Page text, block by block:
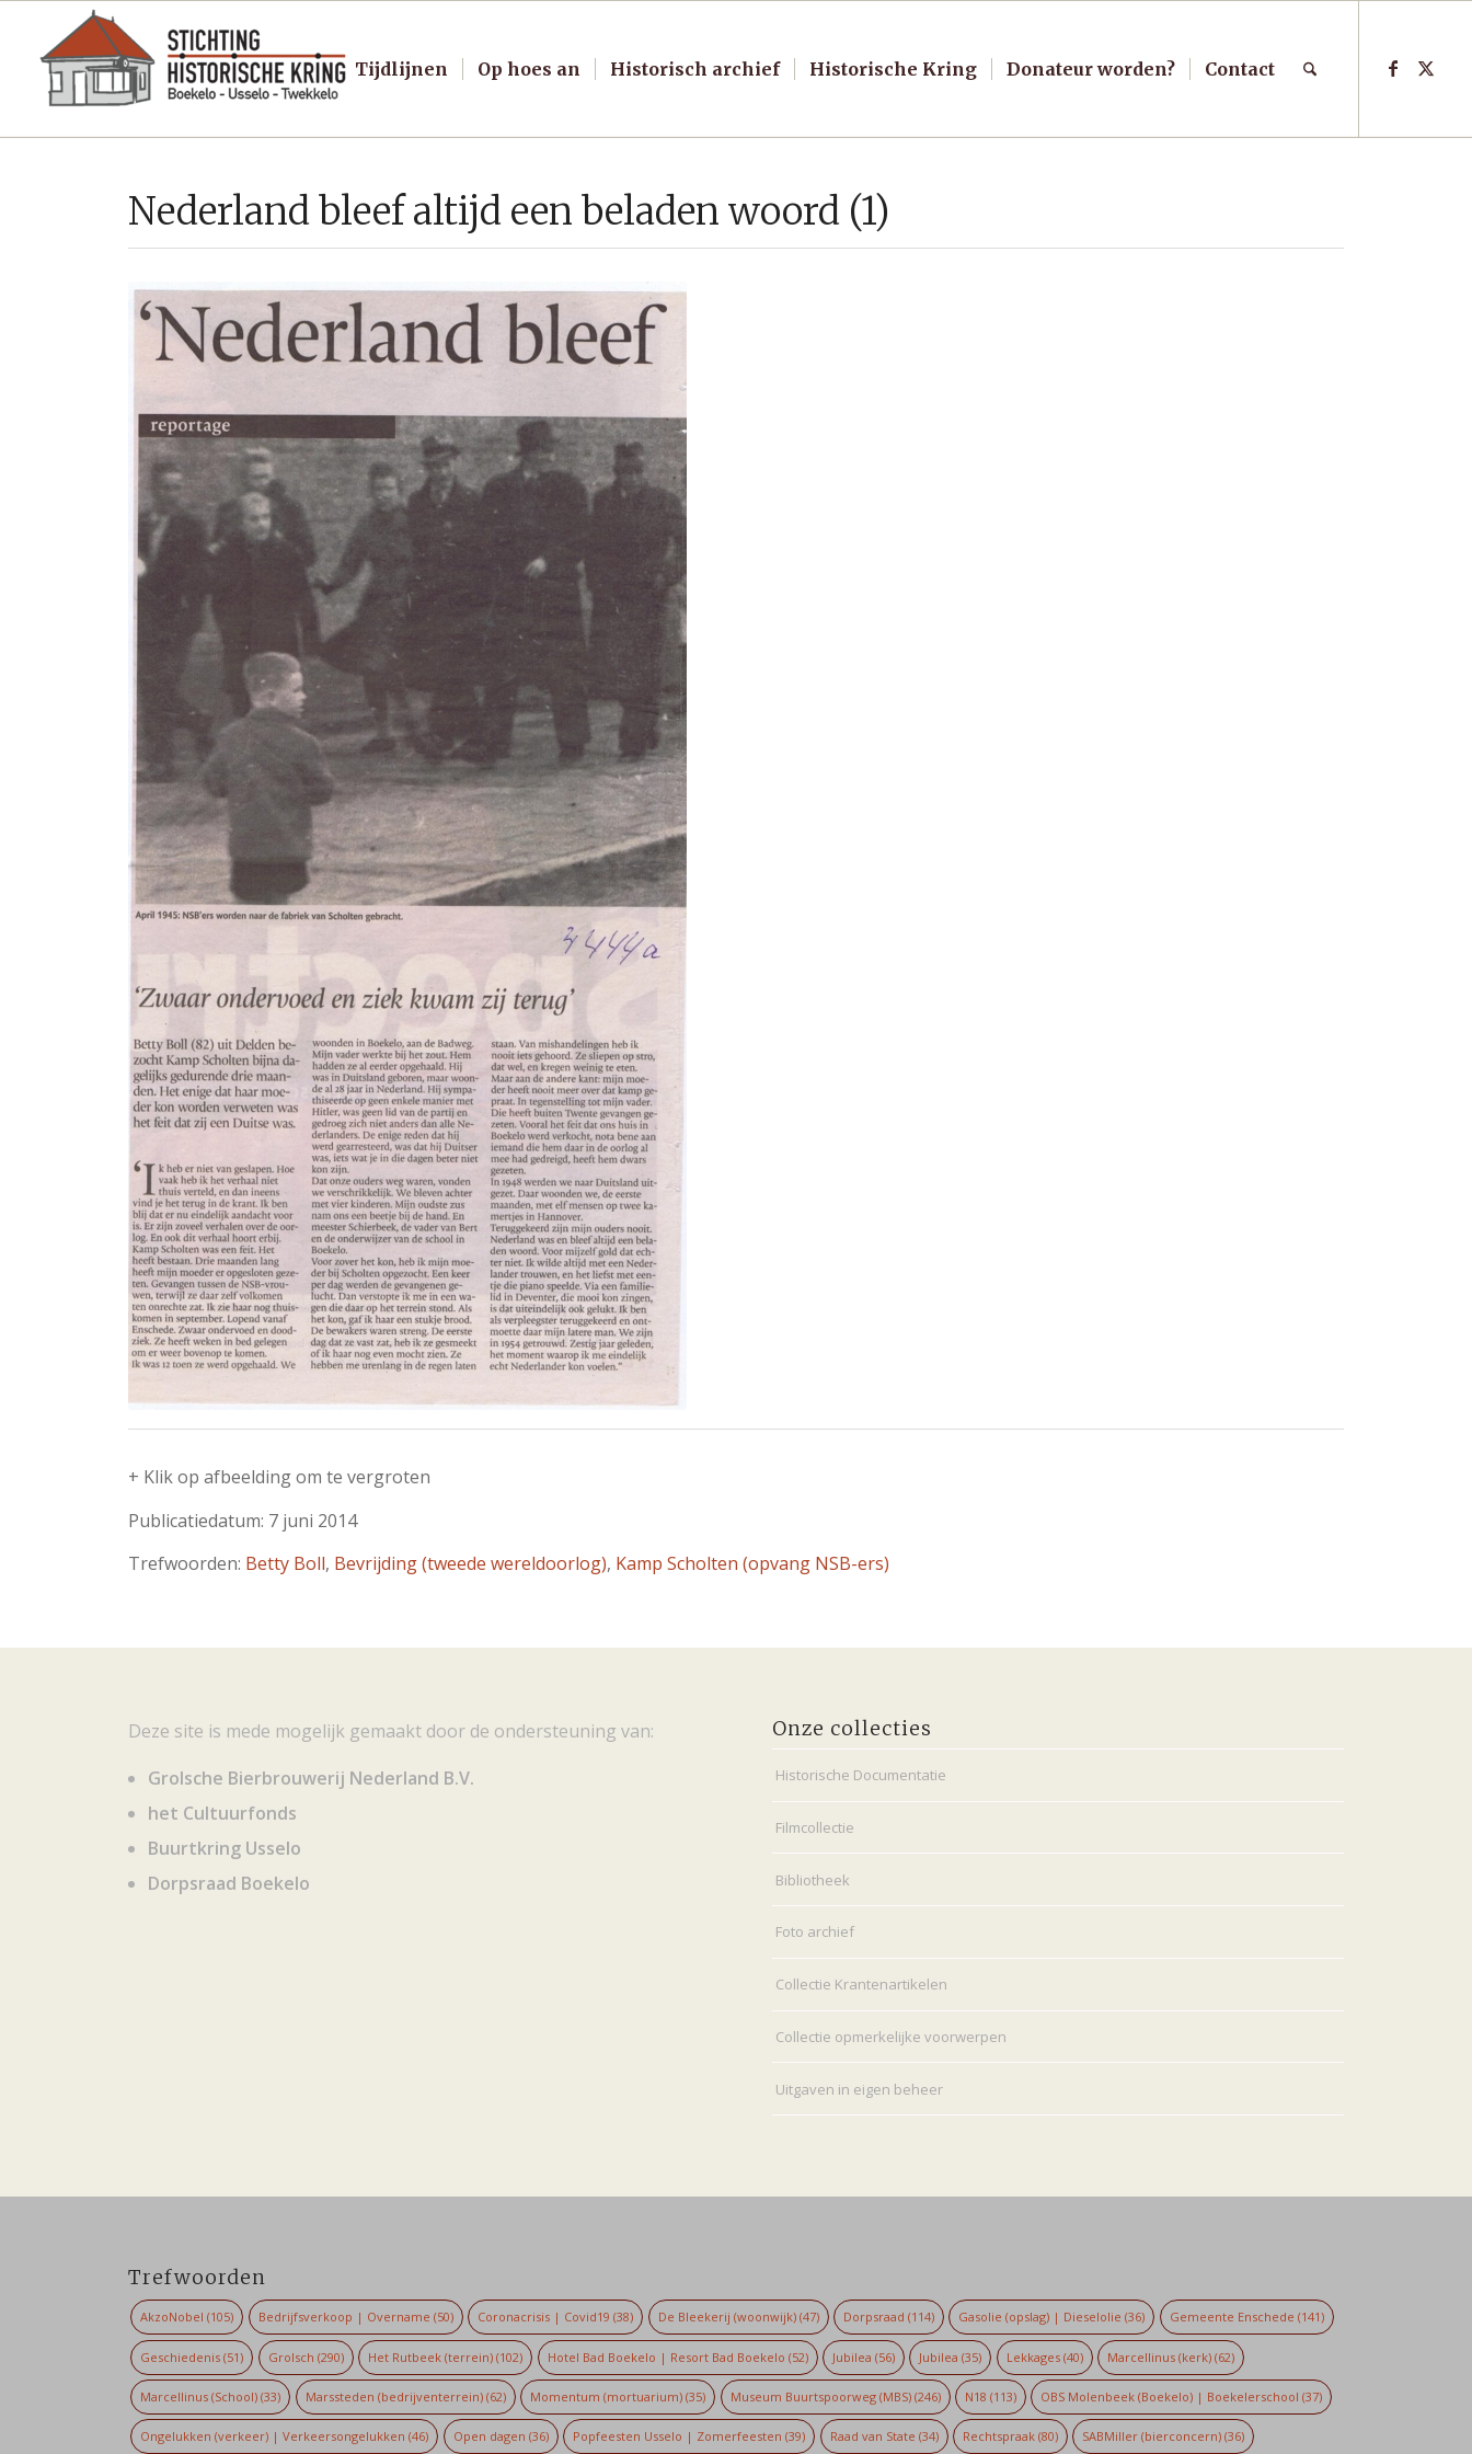
Tijdlijnen Op hoes an Historisch archief Historische Kring Donateur worden? Contact
Nederland bleef altijd een beladen woord (1)
+ Klik op afbeelding om te vergroten
Publicatiedatum: 7 juni 2014
Trefwoorden: Betty Boll, Bevrijding (tweede wereldoorlog), Kamp Scholten (opvang NSB-ers)
Deze site is mede mogelijk gemaakt door de ondersteuning van:
Grolsche Bierbrouwerij Nederland B.V.
het Cultuurfonds
Buurtkring Usselo
Dorpsraad Boekelo
Onze collecties
Historische Documentatie
Filmcollectie
Bibliotheek
Foto archief
Collectie Krantenartikelen
Collectie opmerkelijke voorwerpen
Uitgaven in eigen beheer
Trefwoorden
AkzoNobel (105) Bedrijfsverkoop | Overname (50) Coronacrisis | Covid19 (38) De Bleekerij (woonwijk)(47) Dorpsraad (114) Gasolie (opslag) | Dieselolie (36) Gemeente Enschede (141)
Geschiedenis (51) Grolsch (290) Het Rutbeek (terrein) (102) Hotel Bad Boekelo | Resort Bad Boekelo (52) Jubilea (56) Jubilea (35) Lekkages(40) Marcellinus (kerk) (62)
Marcellinus (School) (33) Marssteden (bedrijventerrein)(62) Momentum (mortuarium) (35) Museum Buurtspoorweg (MBS)(246) N18 (113) OBS Molenbeek (Boekelo) | Boekelerschool (37)
Ongelukken (verkeer) | Verkeersongelukken (46) Open dagen (36) Popfeesten Usselo | Zomerfeesten (39) Raad van State (34) Rechtspraak(80) SABMiller (bierconcern) (36)